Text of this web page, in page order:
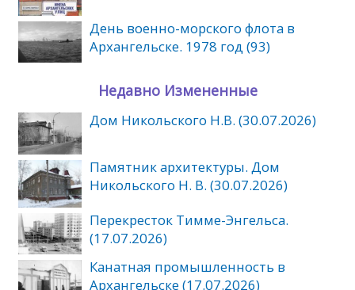
День военно-морского флота в
Архангельске. 1978 год (93)
Недавно Измененные
Дом Никольского Н.В. (30.07.2026)
Памятник архитектуры. Дом
Никольского Н. В. (30.07.2026)
Перекресток Тимме-Энгельса.
(17.07.2026)
Канатная промышленность в
Архангельске (17.07.2026)